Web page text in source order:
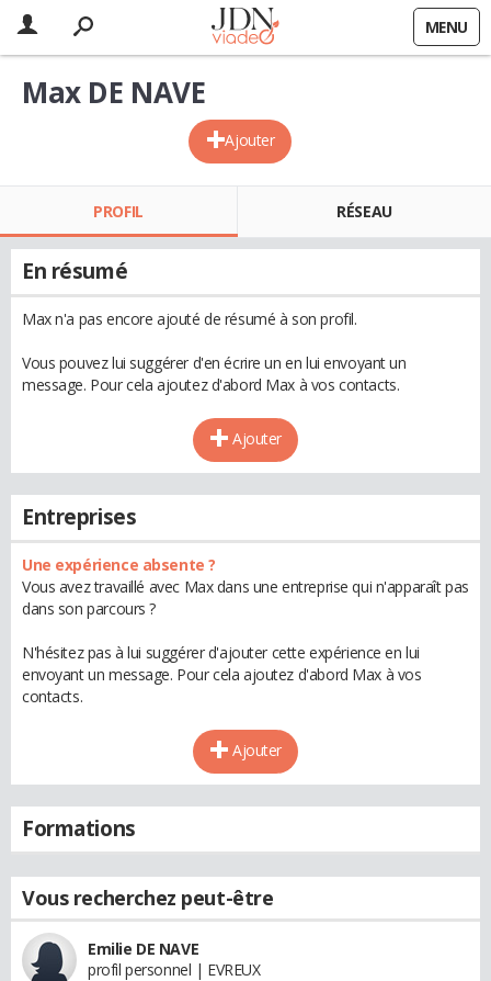
MENU
Ajouter
Max DE NAVE
PROFIL RÉSEAU
En résumé
Max n'a pas encore ajouté de résumé à son profil.
Vous pouvez lui suggérer d'en écrire un en lui envoyant un
message. Pour cela ajoutez d'abord Max à vos contacts.
Ajouter
Entreprises
Une expérience absente ?
Vous avez travaillé avec Max dans une entreprise qui n'apparaît pas
dans son parcours ?
N'hésitez pas à lui suggérer d'ajouter cette expérience en lui
envoyant un message. Pour cela ajoutez d'abord Max à vos
contacts.
Ajouter
Formations
Vous recherchez peut-être
Emilie DE NAVE
profil personnel | EVREUX